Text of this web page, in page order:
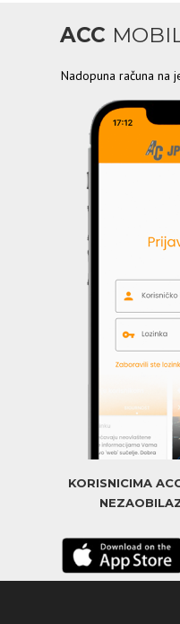
ACC
Nadopuna računa na
KORISNICIMA